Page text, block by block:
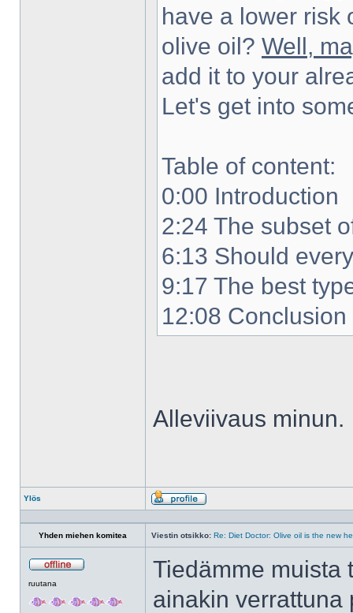
have a lower risk
olive oil? Well,
add it to your
Let's get into
Table of content:
0:00 Introduction
2:24 The subset
6:13 Should
9:17 The best
12:08 Conclusion
Alleviivaus minun.
Ylös
Profiili
Yhden miehen komitea Viestin otsikko: Re: Diet Doctor: Olive oil is the new
ruutana
Tiedämme muista
ainakin verrattuna